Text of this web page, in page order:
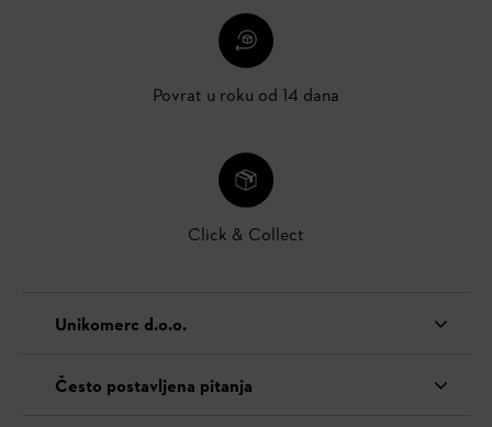
Povrat u roku od 14 dana
Click & Collect
Unikomerc d.o.o.
Često postavljena pitanja